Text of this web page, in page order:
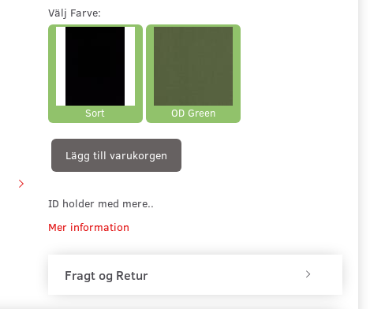
Välj Farve:
Sort OD Green
Lägg till varukorgen
ID holder med mere..
Mer information
Fragt og Retur